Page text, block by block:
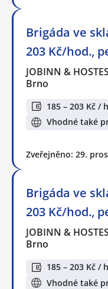
Brigáda ve
203 Kč/hod.,
JOBINN &
Brno
185 – 203 Kč /
Vhodné také
Zveřejněno: 29.
Brigáda ve
203 Kč/hod.,
JOBINN &
Brno
185 – 203 Kč /
Vhodné také